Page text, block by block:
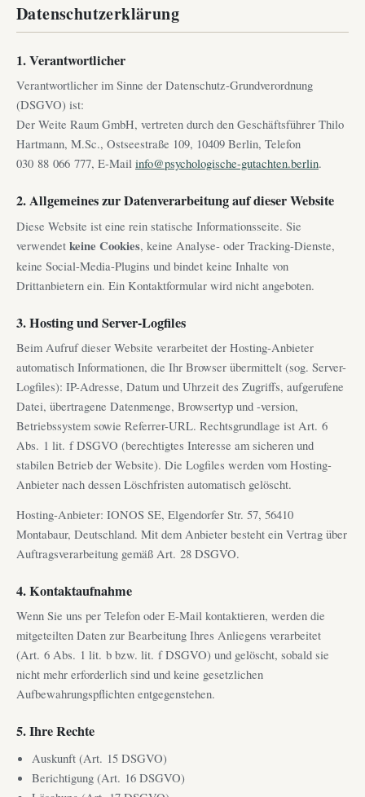
Datenschutzerklärung
1. Verantwortlicher
Verantwortlicher im Sinne der Datenschutz-Grundverordnung
(DSGVO) ist:
Der Weite Raum GmbH, vertreten durch den Geschäftsführer Thilo
Hartmann, M.Sc., Ostseestraße 109, 10409 Berlin, Telefon
030 88 066 777, E-Mail info@psychologische-gutachten.berlin.
2. Allgemeines zur Datenverarbeitung auf dieser Website
Diese Website ist eine rein statische Informationsseite. Sie
verwendet keine Cookies, keine Analyse- oder Tracking-Dienste,
keine Social-Media-Plugins und bindet keine Inhalte von
Drittanbietern ein. Ein Kontaktformular wird nicht angeboten.
3. Hosting und Server-Logfiles
Beim Aufruf dieser Website verarbeitet der Hosting-Anbieter
automatisch Informationen, die Ihr Browser übermittelt (sog. Server-
Logfiles): IP-Adresse, Datum und Uhrzeit des Zugriffs, aufgerufene
Datei, übertragene Datenmenge, Browsertyp und -version,
Betriebssystem sowie Referrer-URL. Rechtsgrundlage ist Art. 6
Abs. 1 lit. f DSGVO (berechtigtes Interesse am sicheren und
stabilen Betrieb der Website). Die Logfiles werden vom Hosting-
Anbieter nach dessen Löschfristen automatisch gelöscht.
Hosting-Anbieter: IONOS SE, Elgendorfer Str. 57, 56410
Montabaur, Deutschland. Mit dem Anbieter besteht ein Vertrag über
Auftragsverarbeitung gemäß Art. 28 DSGVO.
4. Kontaktaufnahme
Wenn Sie uns per Telefon oder E-Mail kontaktieren, werden die
mitgeteilten Daten zur Bearbeitung Ihres Anliegens verarbeitet
(Art. 6 Abs. 1 lit. b bzw. lit. f DSGVO) und gelöscht, sobald sie
nicht mehr erforderlich sind und keine gesetzlichen
Aufbewahrungspflichten entgegenstehen.
5. Ihre Rechte
Auskunft (Art. 15 DSGVO)
Berichtigung (Art. 16 DSGVO)